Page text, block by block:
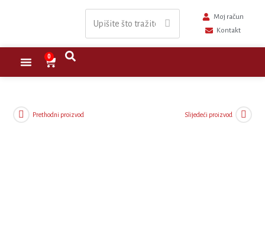
Moj račun
Kontakt
0
Prethodni proizvod Slijedeći proizvod